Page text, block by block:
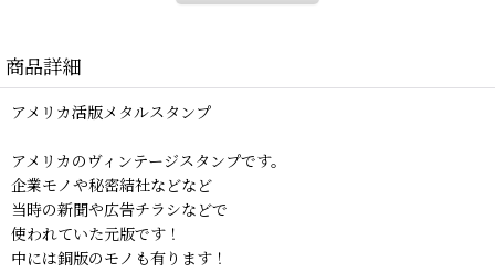
商品詳細
アメリカ活版メタルスタンプ
アメリカのヴィンテージスタンプです。
企業モノや秘密結社などなど
当時の新聞や広告チラシなどで
使われていた元版です！
中には銅版のモノも有ります！